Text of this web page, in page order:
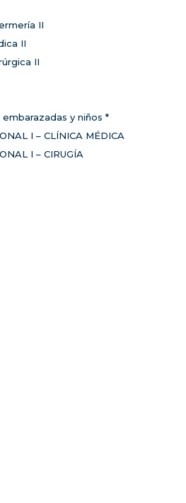
II
II
II
y niños *
I – CLÍNICA MÉDICA
I – CIRUGÍA